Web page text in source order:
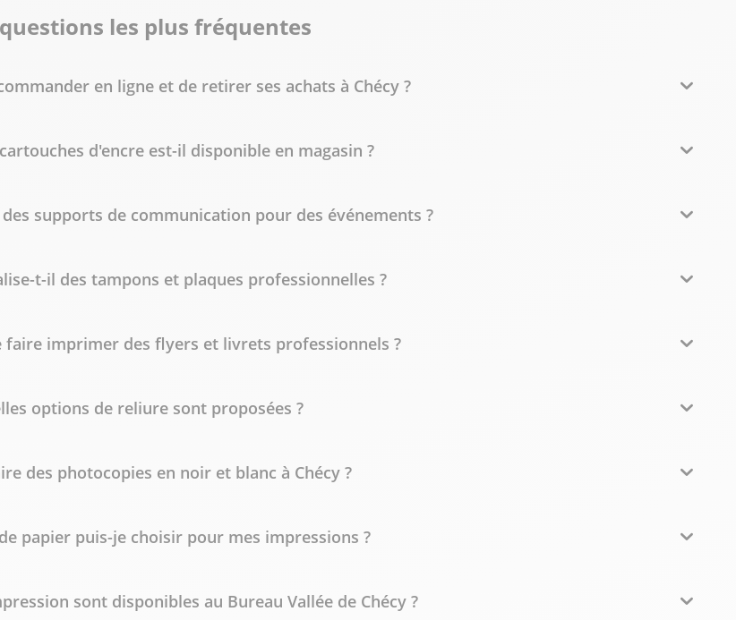
les plus fréquentes
en ligne et de retirer ses achats à Chécy ?
d'encre est-il disponible en magasin ?
supports de communication pour des événements ?
t-il des tampons et plaques professionnelles ?
faire imprimer des flyers et livrets professionnels ?
options de reliure sont proposées ?
des photocopies en noir et blanc à Chécy ?
papier puis-je choisir pour mes impressions ?
sont disponibles au Bureau Vallée de Chécy ?